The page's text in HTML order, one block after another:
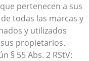
pertenecen a sus
todas las marcas y
y utilizados
propietarios.
§ 55 Abs. 2 RStV: